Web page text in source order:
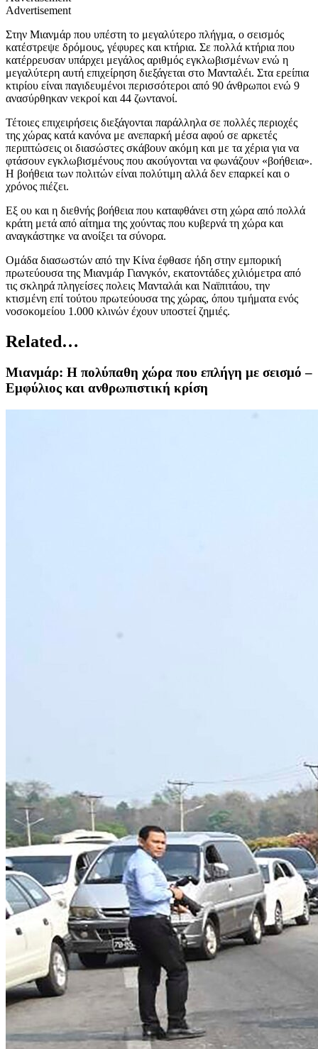
Advertisement
Στην Μιανμάρ που υπέστη το μεγαλύτερο πλήγμα, ο σεισμός
κατέστρεψε δρόμους, γέφυρες και κτήρια. Σε πολλά κτήρια που
κατέρρευσαν υπάρχει μεγάλος αριθμός εγκλωβισμένων ενώ η
μεγαλύτερη αυτή επιχείρηση διεξάγεται στο Μανταλέι. Στα ερείπια
κτιρίου είναι παγιδευμένοι περισσότεροι από 90 άνθρωποι ενώ 9
ανασύρθηκαν νεκροί και 44 ζωντανοί.
Τέτοιες επιχειρήσεις διεξάγονται παράλληλα σε πολλές περιοχές
της χώρας κατά κανόνα με ανεπαρκή μέσα αφού σε αρκετές
περιπτώσεις οι διασώστες σκάβουν ακόμη και με τα χέρια για να
φτάσουν εγκλωβισμένους που ακούγονται να φωνάζουν «βοήθεια».
Η βοήθεια των πολιτών είναι πολύτιμη αλλά δεν επαρκεί και ο
χρόνος πιέζει.
Εξ ου και η διεθνής βοήθεια που καταφθάνει στη χώρα από πολλά
κράτη μετά από αίτημα της χούντας που κυβερνά τη χώρα και
αναγκάστηκε να ανοίξει τα σύνορα.
Ομάδα διασωστών από την Κίνα έφθασε ήδη στην εμπορική
πρωτεύουσα της Μιανμάρ Γιανγκόν, εκατοντάδες χιλιόμετρα από
τις σκληρά πληγείσες πολεις Μανταλάι και Ναϊπιτάου, την
κτισμένη επί τούτου πρωτεύουσα της χώρας, όπου τμήματα ενός
νοσοκομείου 1.000 κλινών έχουν υποστεί ζημιές.
Related…
Μιανμάρ: Η πολύπαθη χώρα που επλήγη με σεισμό –
Εμφύλιος και ανθρωπιστική κρίση